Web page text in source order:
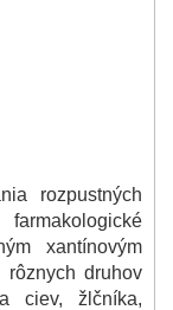
rozpustných
xantínovým
rôznych druhov
ciev, žlčníka,